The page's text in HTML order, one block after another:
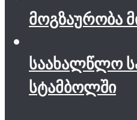
მოგზაურობა
საახალწლო
სტამბოლში